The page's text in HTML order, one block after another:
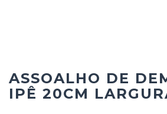
ASSOALHO DE
IPÊ 20CM